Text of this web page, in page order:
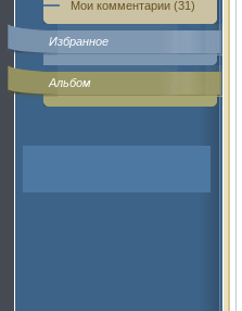
Мои комментарии (31)
Избранное
Альбом